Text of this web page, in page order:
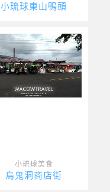
小琉球東山鴨頭
小琉球美食
烏鬼洞商店街